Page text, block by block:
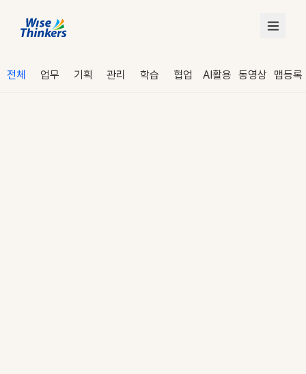
전체 업무 기획 관리 학습 협업 AI활용 동영상 맵등록